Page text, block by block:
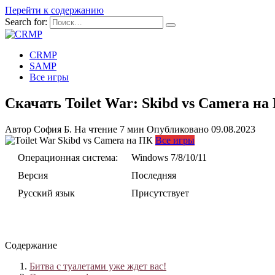
Перейти к содержанию
Search for:
CRMP
SAMP
Все игры
Скачать Toilet War: Skibd vs Camera
Автор София Б. На чтение 7 мин Опубликовано 09.08.2023
Все игры
Операционная система:
Windows 7/8/10/11
Версия
Последняя
Русский язык
Присутствует
Содержание
Битва с туалетами уже ждет вас!